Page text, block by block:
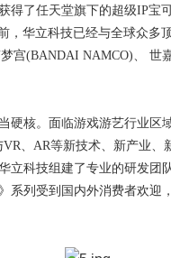
得了任天堂旗下的超级IP宝
，华立科技已经与全球众多
宫(BANDAI NAMCO)、 世
硬核。面临游戏游艺行业区
、AR等新技术、新产业
立科技组建了专业的研发团
系列受到国内外消费者欢迎